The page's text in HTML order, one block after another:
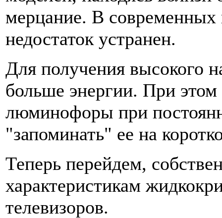
мерцание. В современных
недостаток устранен.
Для получения высокого
больше энергии. При
люминофоры при
"запоминать" ее на
Теперь перейдем,
характеристикам
телевизоров.